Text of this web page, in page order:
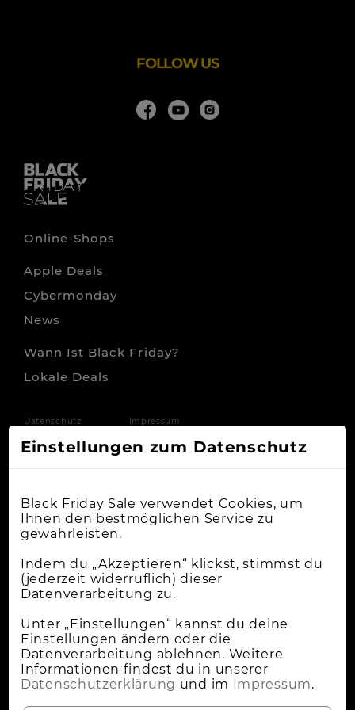
FOLLOW US
Online-Shops
Apple Deals
Cybermonday
News
Wann Ist Black Friday?
Lokale Deals
Datenschutz Impressum
Einstellungen zum Datenschutz
Black Friday Sale verwendet Cookies, um
Ihnen den bestmöglichen Service zu
gewährleisten.
Indem du „Akzeptieren“ klickst, stimmst du
(jederzeit widerruflich) dieser
Datenverarbeitung zu.
Unter „Einstellungen“ kannst du deine
Einstellungen ändern oder die
Datenverarbeitung ablehnen. Weitere
Informationen findest du in unserer
Datenschutzerklärung und im Impressum.